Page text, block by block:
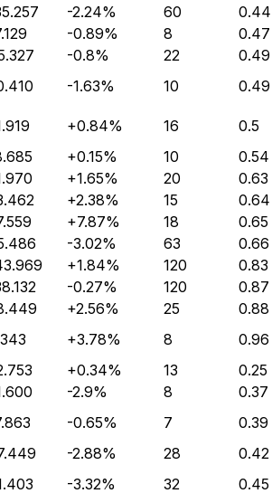
-2.24% 60
0.44
-0.89% 8
0.47
-0.8% 22
0.49
-1.63% 10
0.49
+0.84% 16
0.5
+0.15% 10
0.54
+1.65% 20
0.63
+2.38% 15
0.64
+7.87% 18
0.65
-3.02% 63
0.66
+1.84% 120
0.83
-0.27% 120
0.87
+2.56% 25
0.88
+3.78% 8
0.96
+0.34% 13
0.25
-2.9% 8
0.37
-0.65% 7
0.39
-2.88% 28
0.42
-3.32% 32
0.45